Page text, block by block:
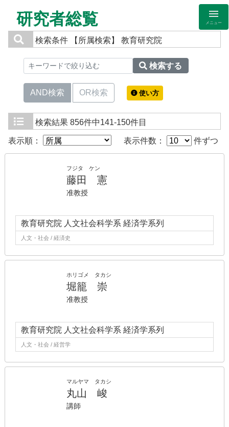
研究者総覧 メニュー
検索条件 【所属検索】 教育研究院
検索する
AND検索 OR検索 使い方
検索結果 856件中141-150件目
表示順： 表示件数： 件ずつ
フジタ ケン
藤田 憲
准教授
教育研究院 人文社会科学系 経済学系列
人文・社会 / 経済史
ホリゴメ タカシ
堀籠 崇
准教授
教育研究院 人文社会科学系 経済学系列
人文・社会 / 経営学
マルヤマ タカシ
丸山 峻
講師